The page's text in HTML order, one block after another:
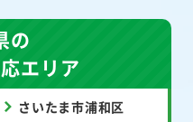
の
エリア
さいたま市浦和区